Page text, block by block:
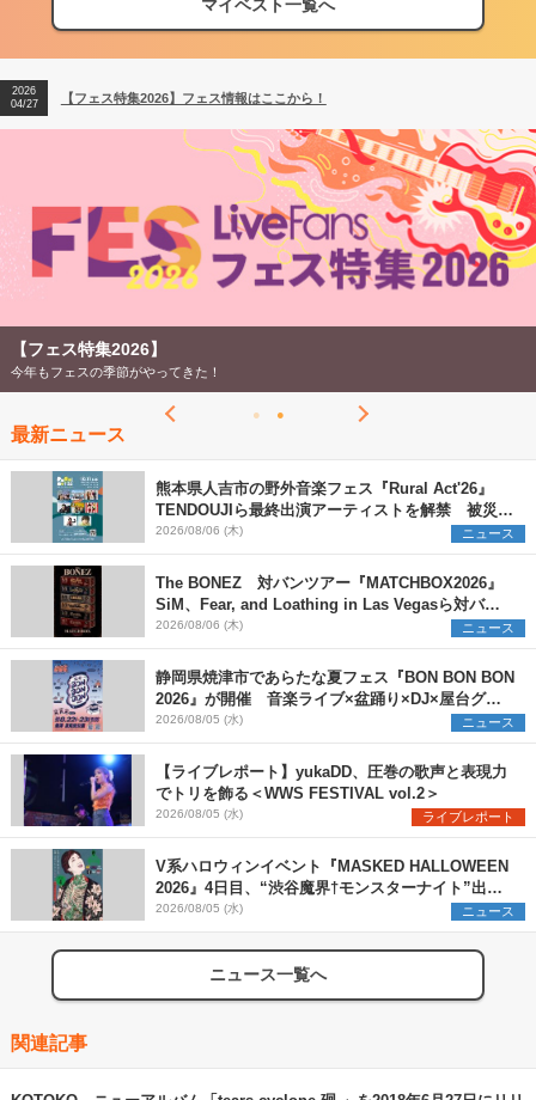
マイベスト一覧へ
【フェス特集2026】フェス情報はここから！
【ライブ動員ランキング】2026年上半期編発表！
2026
04/27
【フェス特集2026】フェス情報はここから！
2026
【ライブ動員ランキング】2026年上半期編発表！
【フェス特集2026】
今年もフェスの季節がやってきた！
最新ニュース
熊本県人吉市の野外音楽フェス『Rural Act'26』
TENDOUJIら最終出演アーティストを解禁 被災地
支援プロジェクトの始動も発表
2026/08/06 (木) ニュース
The BONEZ 対バンツアー『MATCHBOX2026』
SiM、Fear, and Loathing in Las Vegasら対バン
アーティストを一斉解禁
2026/08/06 (木) ニュース
静岡県焼津市であらたな夏フェス『BON BON BON
2026』が開催 音楽ライブ×盆踊り×DJ×屋台グル
メ×ランタンナイトで彩る2日間
2026/08/05 (水) ニュース
【ライブレポート】yukaDD、圧巻の歌声と表現力
でトリを飾る＜WWS FESTIVAL vol.2＞
2026/08/05 (水) ライブレポート
V系ハロウィンイベント『MASKED HALLOWEEN
2026』4日目、“渋谷魔界†モンスターナイト”出演6
組を発表
2026/08/05 (水) ニュース
ニュース一覧へ
関連記事